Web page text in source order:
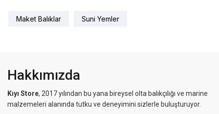
Maket Balıklar Suni Yemler
Hakkımızda
Kıyı Store, 2017 yılından bu yana bireysel olta balıkçılığı ve marine
malzemeleri alanında tutku ve deneyimini sizlerle buluşturuyor.